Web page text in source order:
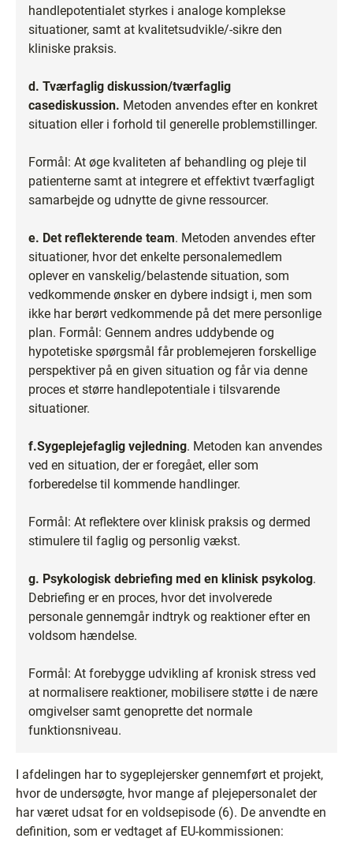
handlepotentialet styrkes i analoge komplekse
situationer, samt at kvalitetsudvikle/-sikre den
kliniske praksis.
d. Tværfaglig diskussion/tværfaglig
casediskussion. Metoden anvendes efter en konkret
situation eller i forhold til generelle problemstillinger.
Formål: At øge kvaliteten af behandling og pleje til
patienterne samt at integrere et effektivt tværfagligt
samarbejde og udnytte de givne ressourcer.
e. Det reflekterende team. Metoden anvendes efter
situationer, hvor det enkelte personalemedlem
oplever en vanskelig/belastende situation, som
vedkommende ønsker en dybere indsigt i, men som
ikke har berørt vedkommende på det mere personlige
plan. Formål: Gennem andres uddybende og
hypotetiske spørgsmål får problemejeren forskellige
perspektiver på en given situation og får via denne
proces et større handlepotentiale i tilsvarende
situationer.
f.Sygeplejefaglig vejledning. Metoden kan anvendes
ved en situation, der er foregået, eller som
forberedelse til kommende handlinger.
Formål: At reflektere over klinisk praksis og dermed
stimulere til faglig og personlig vækst.
g. Psykologisk debriefing med en klinisk psykolog.
Debriefing er en proces, hvor det involverede
personale gennemgår indtryk og reaktioner efter en
voldsom hændelse.
Formål: At forebygge udvikling af kronisk stress ved
at normalisere reaktioner, mobilisere støtte i de nære
omgivelser samt genoprette det normale
funktionsniveau.
I afdelingen har to sygeplejersker gennemført et projekt,
hvor de undersøgte, hvor mange af plejepersonalet der
har været udsat for en voldsepisode (6). De anvendte en
definition, som er vedtaget af EU-kommissionen: